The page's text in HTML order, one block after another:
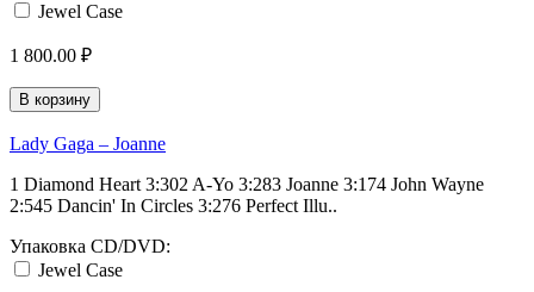
Jewel Case
1 800.00 ₽
В корзину
Lady Gaga ‎– Joanne
1 Diamond Heart 3:302 A-Yo 3:283 Joanne 3:174 John Wayne
2:545 Dancin' In Circles 3:276 Perfect Illu..
Упаковка CD/DVD:
Jewel Case